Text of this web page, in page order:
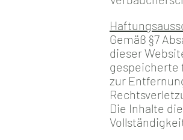
Gemäß §7
dieser
gespeicherte
zur
Die Inhalte